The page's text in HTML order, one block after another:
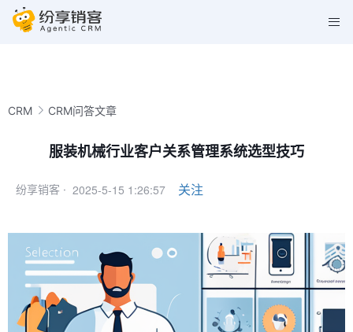
CRM CRM问答文章
服装机械行业客户关系管理系统选型技巧
纷享销客 · 2025-5-15 1:26:57 关注